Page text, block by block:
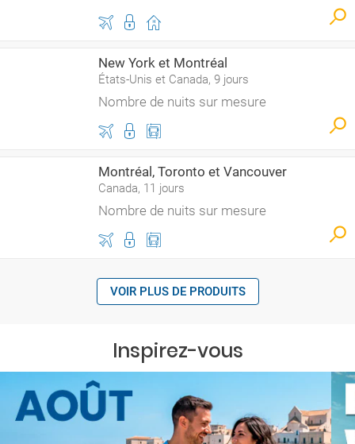
New York et Montréal
États-Unis et Canada, 9 jours
Nombre de nuits sur mesure
Montréal, Toronto et Vancouver
Canada, 11 jours
Nombre de nuits sur mesure
VOIR PLUS DE PRODUITS
Inspirez-vous